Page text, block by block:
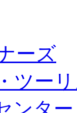
ーズ
ツー
ンタ